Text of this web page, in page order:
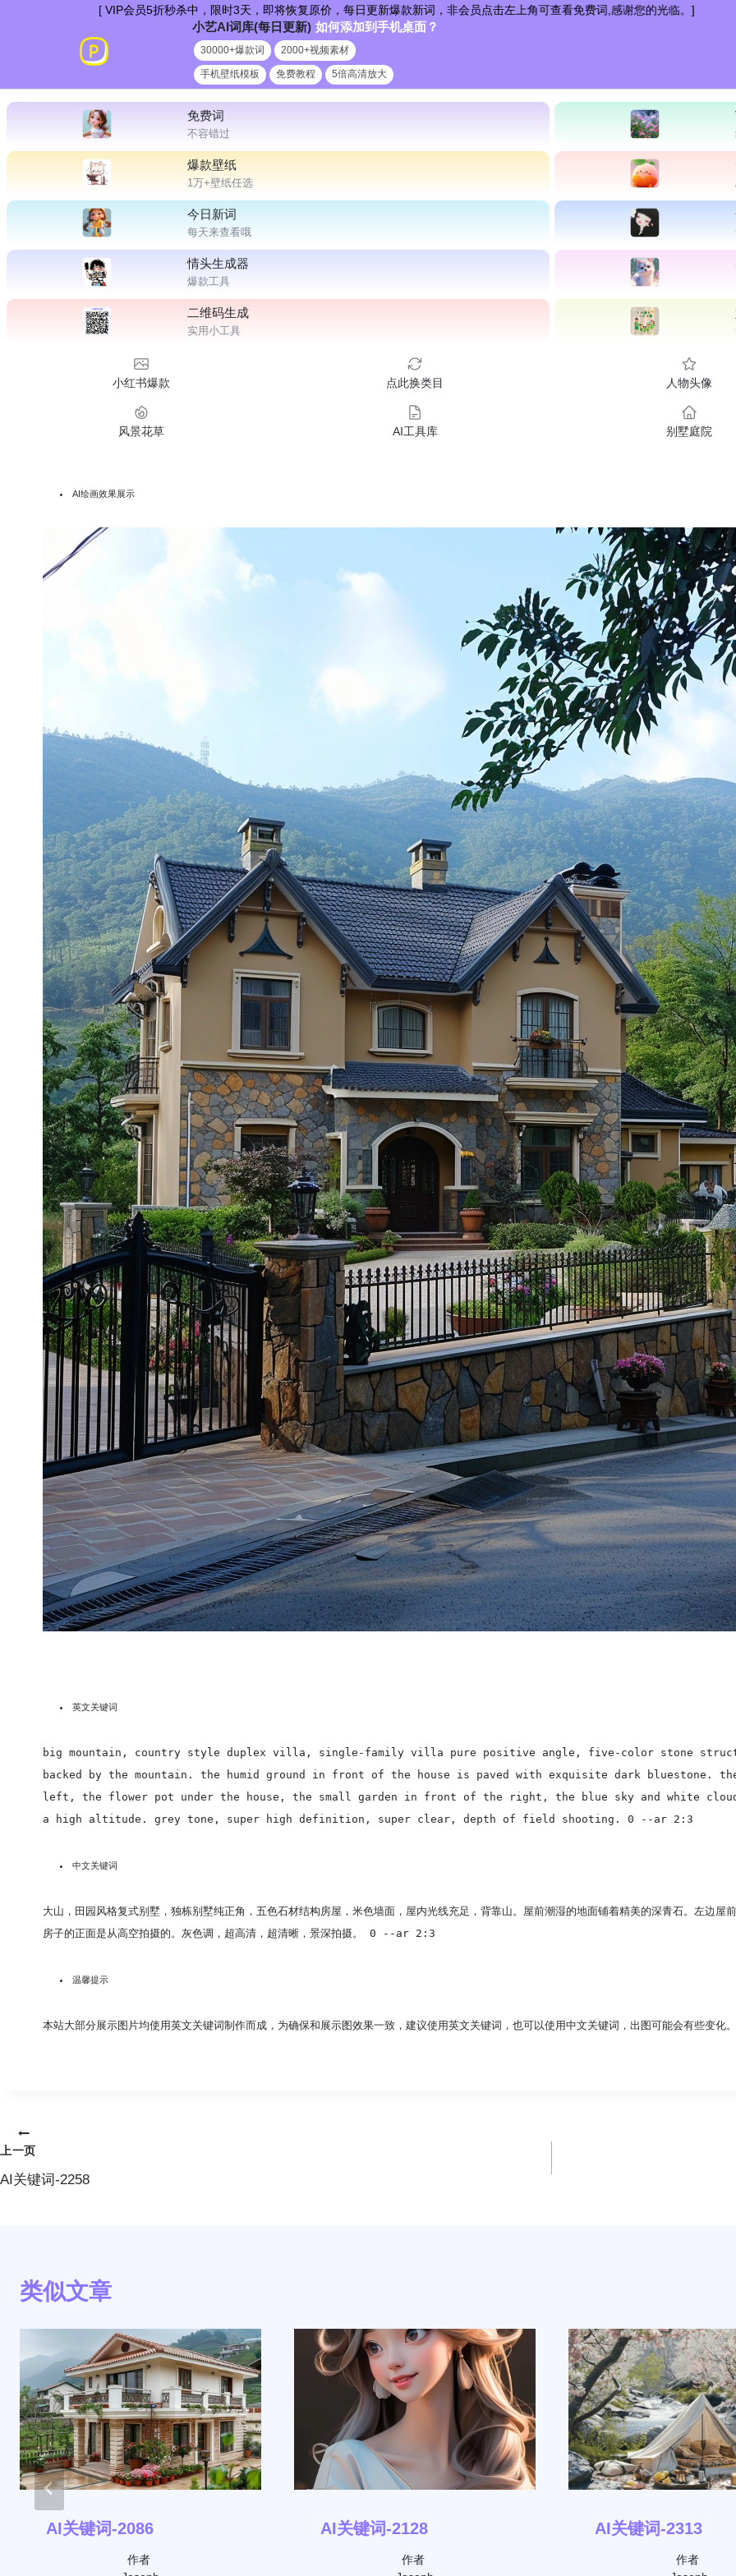
免费词
不容错过
爆款壁纸
1万+壁纸任选
今日新词
每天来查看哦
情头生成器
爆款工具
二维码生成
实用小工具
小红书爆款 点此换类目 人物头像
风景花草 AI工具库 别墅庭院
AI绘画效果展示
英文关键词
big mountain, country style duplex villa, single-family villa pure positive angle, five-color stone
backed by the mountain. the humid ground in front of the house is paved with exquisite dark bluestone.
left, the flower pot under the house, the small garden in front of the right, the blue sky and white
a high altitude. grey tone, super high definition, super clear, depth of field shooting. 0 --ar 2:3
中文关键词
大山，田园风格复式别墅，独栋别墅纯正角，五色石材结构房屋，米色墙面，屋内光线充足，背靠山。屋前潮湿的地面铺着精美的深青石。左边
房子的正面是从高空拍摄的。灰色调，超高清，超清晰，景深拍摄。 0 --ar 2:3
温馨提示
本站大部分展示图片均使用英文关键词制作而成，为确保和展示图效果一致，建议使用英文关键词，也可以使用中文关键词，出图可能会有些变化。
文
章
上一页
AI关键词-2258
类似文章
AI关键词-2086
作者
AI关键词-2128
作者
AI关键词-2313
作者
[ VIP会员5折秒杀中，限时3天，即将恢复原价，每日更新爆款新词，非会员点击左上角可查看免费词,感谢您的光临。]
小艺AI词库(每日更新) 如何添加到手机桌面？
30000+爆款词 2000+视频素材
手机壁纸模板 免费教程 5倍高清放大